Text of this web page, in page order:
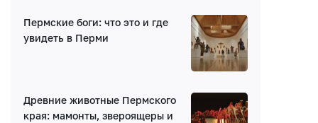
Имя*
Получать уведомления об ответах
Пермские боги: что это и где
увидеть в Перми
Древние животные Пермского
края: мамонты, звероящеры и